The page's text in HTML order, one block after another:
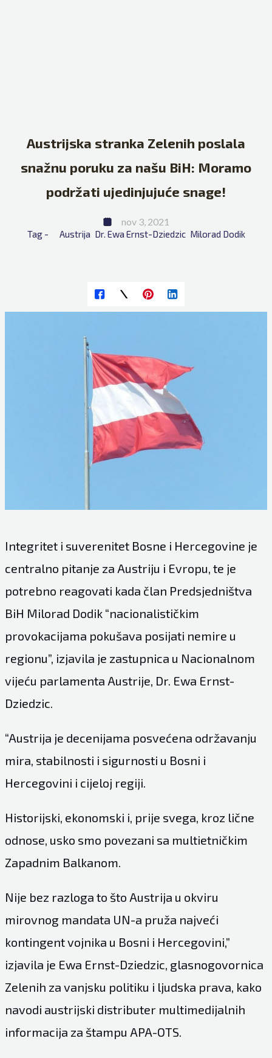
Austrijska stranka Zelenih poslala
snažnu poruku za našu BiH: Moramo
podržati ujedinjujuće snage!
nov 3, 2021
Tag - Austrija Dr. Ewa Ernst-Dziedzic Milorad Dodik
Integritet i suverenitet Bosne i Hercegovine je
centralno pitanje za Austriju i Evropu, te je
potrebno reagovati kada član Predsjedništva
BiH Milorad Dodik “nacionalističkim
provokacijama pokušava posijati nemire u
regionu”, izjavila je zastupnica u Nacionalnom
vijeću parlamenta Austrije, Dr. Ewa Ernst-
Dziedzic.
“Austrija je decenijama posvećena održavanju
mira, stabilnosti i sigurnosti u Bosni i
Hercegovini i cijeloj regiji.
Historijski, ekonomski i, prije svega, kroz lične
odnose, usko smo povezani sa multietničkim
Zapadnim Balkanom.
Nije bez razloga to što Austrija u okviru
mirovnog mandata UN-a pruža najveći
kontingent vojnika u Bosni i Hercegovini,”
izjavila je Ewa Ernst-Dziedzic, glasnogovornica
Zelenih za vanjsku politiku i ljudska prava, kako
navodi austrijski distributer multimedijalnih
informacija za štampu APA-OTS.